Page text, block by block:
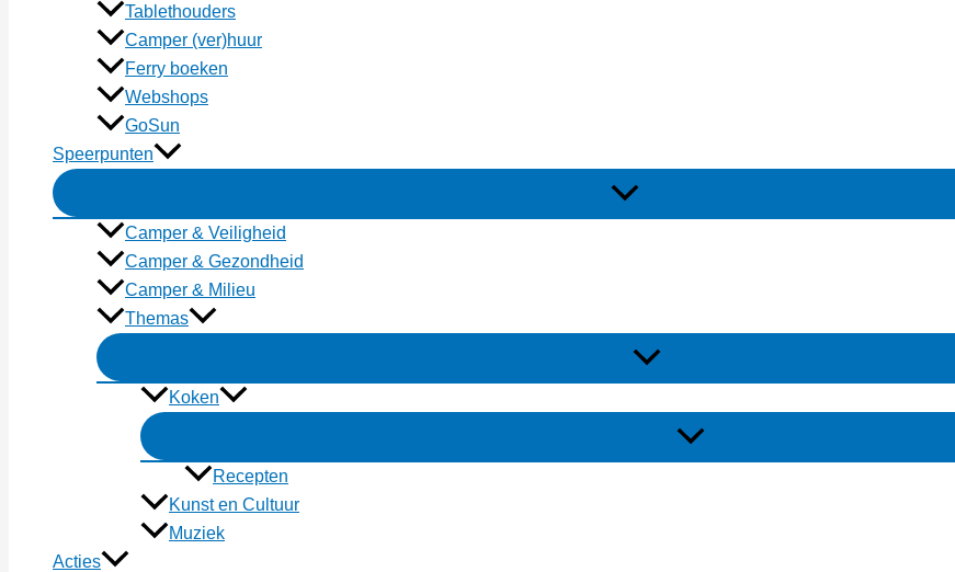
Tablethouders
Camper (ver)huur
Ferry boeken
Webshops
GoSun
Speerpunten
Camper & Veiligheid
Camper & Gezondheid
Camper & Milieu
Themas
Koken
Recepten
Kunst en Cultuur
Muziek
Acties